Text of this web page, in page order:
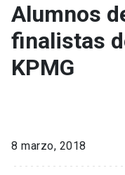
Alumnos
finalistas
KPMG
8 marzo, 2018